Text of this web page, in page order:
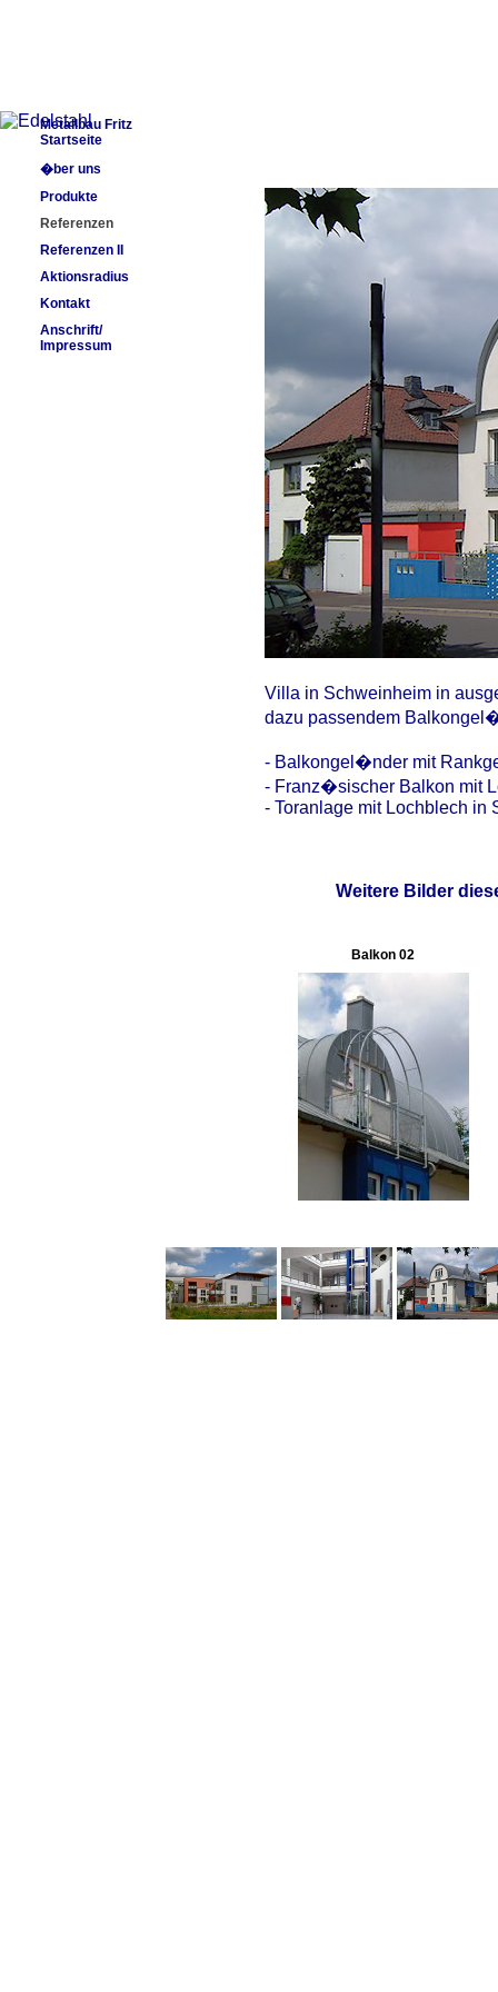
Villa in Schweinheim in
dazu passendem
- Balkongel�nder mit
- Franz�sischer Balkon mit
- Toranlage mit Lochblech in
Weitere Bilder
Balkon 02
Metallbau Fritz
Startseite
�ber uns
Produkte
Referenzen
Referenzen II
Aktionsradius
Kontakt
Anschrift/
Impressum